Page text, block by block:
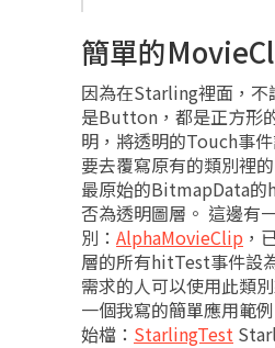
簡單的
因為在Starling裡面，
是Button，都是正方形
明，將透明的Touch事
要去覆寫原有的類別裡
最原始的BitmapData
否為透明圖層。 這邊有
別： AlphaMovieClip ，
層的所有hitTest事件設
需求的人可以使用此類
一個我寫的簡單應用範
始檔： StarlingTest